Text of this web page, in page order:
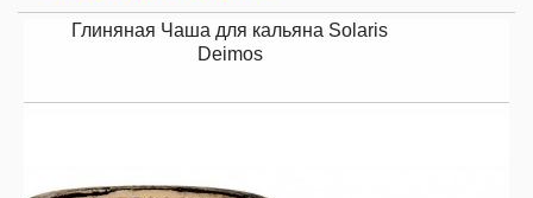
Глиняная Чаша для кальяна Solaris
Deimos